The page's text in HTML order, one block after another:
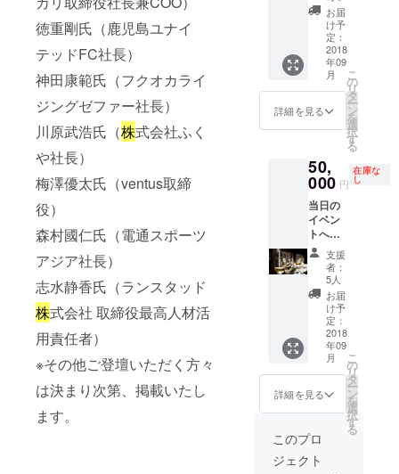
徳重剛氏（鹿児島ユナイ
テッドFC社長）
神田康範氏（フクオカライ
ジングゼファー社長）
川原武浩氏（株式会社ふく
や社長）
梅澤優太氏（ventus取締
役）
森村國仁氏（電通スポーツ
アジア社長）
志水静香氏（ランスタッド
株式会社 取締役最高人材活
用責任者）
※その他ご登壇いただく方々
は決まり次第、掲載いたし
ます。
る可能
性がご
ざいま
す。
レスをお伺いさ
せていただきま
業ロゴ
の掲出
をさせ
ていた
だきま
す！ 協
賛は企
業の方
だけで
なく、
体や
NPO等
の方で
も可能
です。
掲出方
法等は
ご希望
に合わ
せて調
整させ
ていた
だきま
す。 ※
掲出内
容に
よって
りさせ
ていた
だく場
お届
け予
定：
2018
年09
月
詳細を見る
こ
の
リ
タ
ー
ン
を
選
択
す
る
50,
000 円
在庫な
し
当日の
イベン
トへ参
加して
いただ
けると
とも
に、
『豪華
講師陣
との打
ち上
げ』に
参加い
ただけ
ます！
打ち上
げは福
岡が誇
支援
者：
5人
お届
け予
定：
2018
年09
月
詳細を見る
こ
の
リ
タ
ー
ン
を
選
択
す
る
このプロ
ジェクト